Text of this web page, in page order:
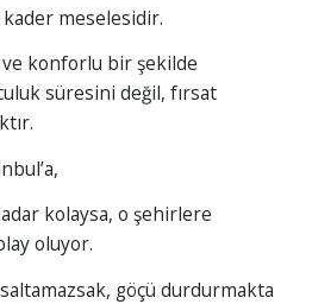
meselesidir.
ve konforlu bir şekilde
süresini değil, fırsat
kolaysa, o şehirlere
oluyor.
göçü durdurmakta